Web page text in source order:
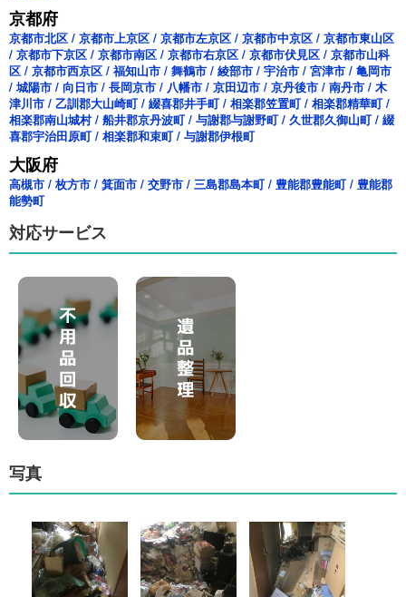
京都府
京都市北区 / 京都市上京区 / 京都市左京区 / 京都市中京区 / 京都市東山区
/ 京都市下京区 / 京都市南区 / 京都市右京区 / 京都市伏見区 / 京都市山科
区 / 京都市西京区 / 福知山市 / 舞鶴市 / 綾部市 / 宇治市 / 宮津市 / 亀岡市
/ 城陽市 / 向日市 / 長岡京市 / 八幡市 / 京田辺市 / 京丹後市 / 南丹市 / 木
津川市 / 乙訓郡大山崎町/ 綴喜郡井手町/ 相楽郡笠置町/ 相楽郡精華町/
相楽郡南山城村/ 船井郡京丹波町/ 与謝郡与謝野町/ 久世郡久御山町/ 綴
喜郡宇治田原町/ 相楽郡和束町/ 与謝郡伊根町
大阪府
高槻市 / 枚方市 / 箕面市 / 交野市 / 三島郡島本町/ 豊能郡豊能町/ 豊能郡
能勢町
対応サービス
写真